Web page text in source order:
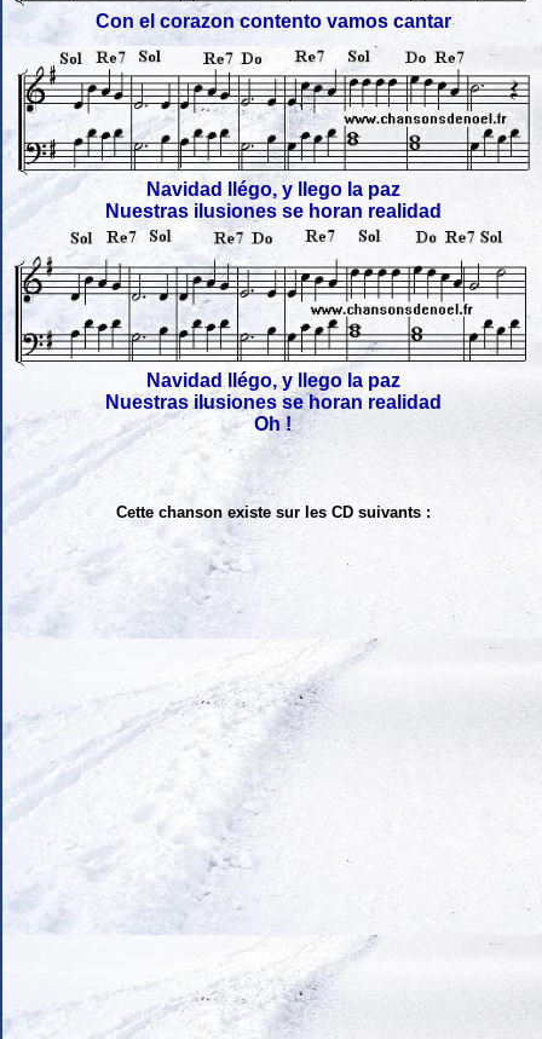
Con el corazon contento vamos cantar
Navidad llégo, y llego la paz
Nuestras ilusiones se horan realidad
Navidad llégo, y llego la paz
Nuestras ilusiones se horan realidad
Oh !
Cette chanson existe sur les CD suivants :